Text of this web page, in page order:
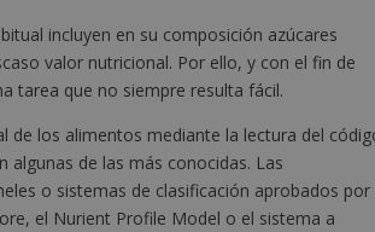
incluyen en su composición azúcares
valor nutricional. Por ello, y con el fin de
tarea que no siempre resulta fácil.
de los alimentos mediante la lectura del
algunas de las más conocidas. Las
o sistemas de clasificación aprobados por
el Nurient Profile Model o el sistema a